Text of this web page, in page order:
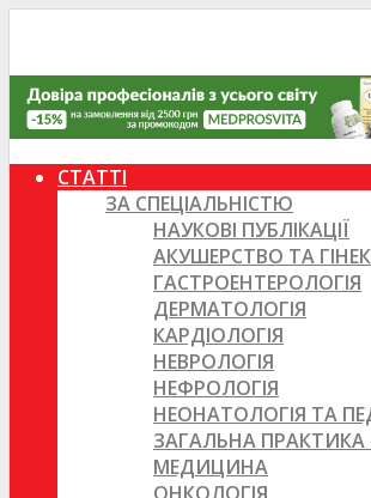
СТАТТІ
ЗА СПЕЦІАЛЬНІСТЮ
НАУКОВІ ПУБЛІКАЦІЇ
АКУШЕРСТВО ТА
ГАСТРОЕНТЕРОЛОГІЯ
ДЕРМАТОЛОГІЯ
КАРДІОЛОГІЯ
НЕВРОЛОГІЯ
НЕФРОЛОГІЯ
НЕОНАТОЛОГІЯ ТА
ЗАГАЛЬНА
МЕДИЦИНА